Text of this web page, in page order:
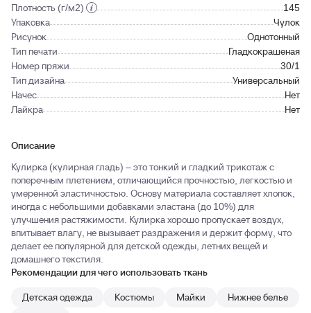
Плотность (г/м2)
145
Упаковка
Чулок
Рисунок
Однотонный
Тип печати
Гладкокрашеная
Номер пряжи
30/1
Тип дизайна
Универсальный
Начес
Нет
Лайкра
Нет
Описание
Кулирка (кулирная гладь) – это тонкий и гладкий трикотаж с
поперечным плетением, отличающийся прочностью, легкостью и
умеренной эластичностью. Основу материала составляет хлопок,
иногда с небольшими добавками эластана (до 10%) для
улучшения растяжимости. Кулирка хорошо пропускает воздух,
впитывает влагу, не вызывает раздражения и держит форму, что
делает ее популярной для детской одежды, летних вещей и
домашнего текстиля.
Рекомендации для чего использовать ткань
Детская одежда
Костюмы Майки
Нижнее белье